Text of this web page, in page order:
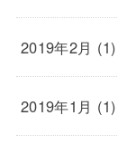
2019年2月 (1)
2019年1月 (1)